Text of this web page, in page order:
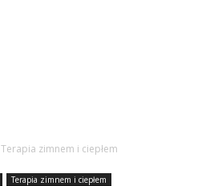
Terapia zimnem i ciepłem
Terapia zimnem i ciepłem